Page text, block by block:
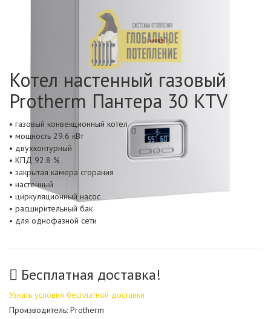
Котел настенный газовый
Protherm Пантера 30 KTV
• газовый конвекционный котел
• мощность 29.6 кВт
• двухконтурный
• КПД 92.8 %
• закрытая камера сгорания
• настенный
• циркуляционный насос
• расширительный бак
• для однофазной сети
Бесплатная доставка!
Узнать условия бесплатной доставки
Производитель: Protherm